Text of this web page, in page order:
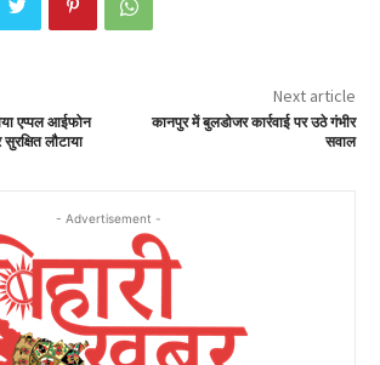
एप्पल आईफोन
लौटाया
Next article
कानपुर में बुलडोजर कार्रवाई पर उठे गंभीर
सवाल
- Advertisement -